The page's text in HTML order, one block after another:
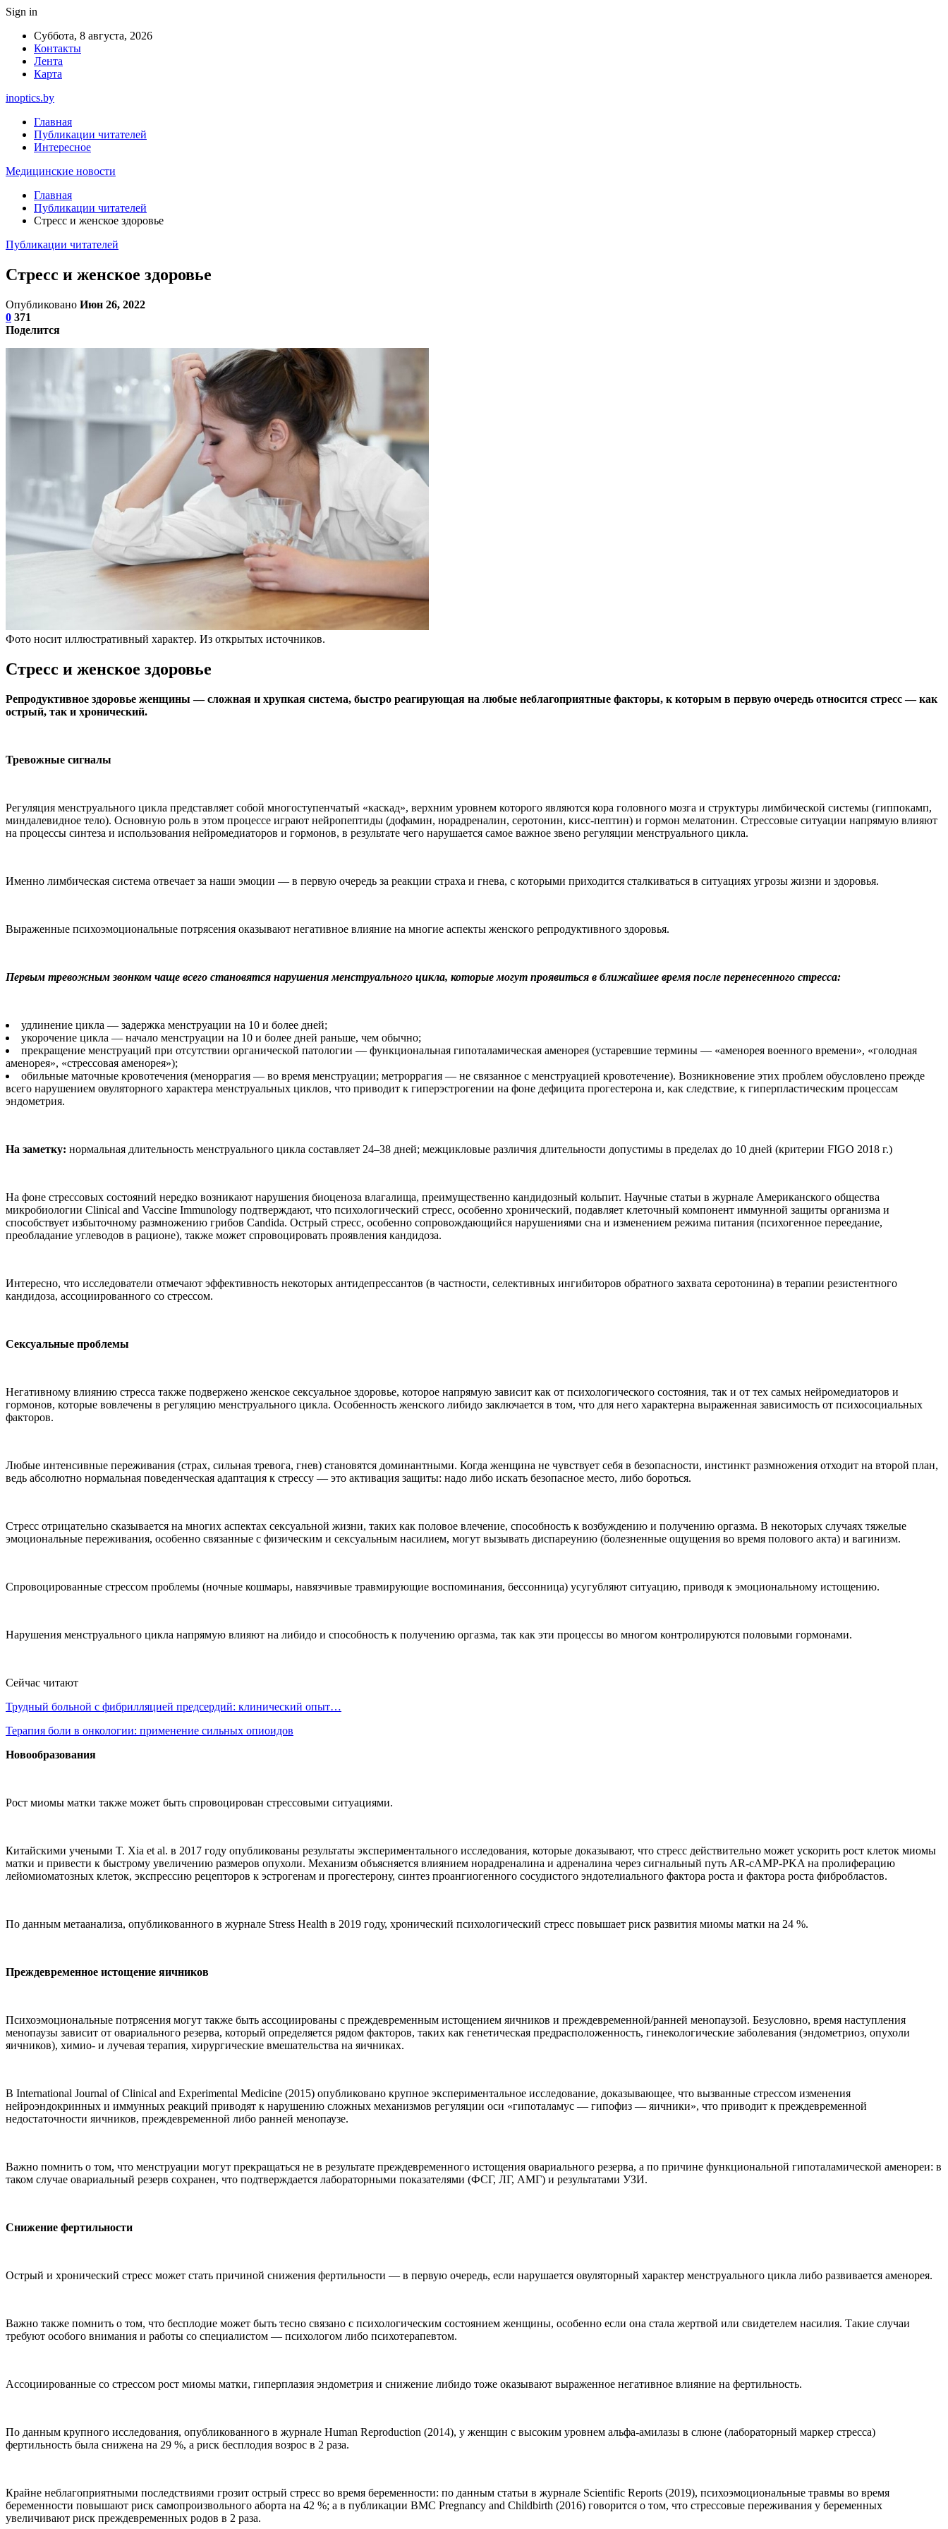
Sign in
Суббота, 8 августа, 2026
Контакты
Лента
Карта
inoptics.by
Главная
Публикации читателей
Интересное
Медицинские новости
Главная
Публикации читателей
Стресс и женское здоровье
Публикации читателей
Стресс и женское здоровье
Опубликовано Июн 26, 2022
0 371
Поделится
Фото носит иллюстративный характер. Из открытых источников.
Стресс и женское здоровье
Репродуктивное здоровье женщины — сложная и хрупкая система, быстро реагирующая на любые неблагоприятные факторы, к которым в первую очередь относится стресс — как
острый, так и хронический.
Тревожные сигналы
Регуляция менструального цикла представляет собой многоступенчатый «каскад», верхним уровнем которого являются кора головного мозга и структуры лимбической системы (гиппокамп,
миндалевидное тело). Основную роль в этом процессе играют нейропептиды (дофамин, норадреналин, серотонин, кисс-пептин) и гормон мелатонин. Стрессовые ситуации напрямую влияют
на процессы синтеза и использования нейромедиаторов и гормонов, в результате чего нарушается самое важное звено регуляции менструального цикла.
Именно лимбическая система отвечает за наши эмоции — в первую очередь за реакции страха и гнева, с которыми приходится сталкиваться в ситуациях угрозы жизни и здоровья.
Выраженные психоэмоциональные потрясения оказывают негативное влияние на многие аспекты женского репродуктивного здоровья.
Первым тревожным звонком чаще всего становятся нарушения менструального цикла, которые могут проявиться в ближайшее время после перенесенного стресса:
удлинение цикла — задержка менструации на 10 и более дней;
укорочение цикла — начало менструации на 10 и более дней раньше, чем обычно;
прекращение менструаций при отсутствии органической патологии — функциональная гипоталамическая аменорея (устаревшие термины — «аменорея военного времени», «голодная
аменорея», «стрессовая аменорея»);
обильные маточные кровотечения (меноррагия — во время менструации; метроррагия — не связанное с менструацией кровотечение). Возникновение этих проблем обусловлено прежде
всего нарушением овуляторного характера менструальных циклов, что приводит к гиперэстрогении на фоне дефицита прогестерона и, как следствие, к гиперпластическим процессам
эндометрия.
На заметку: нормальная длительность менструального цикла составляет 24–38 дней; межцикловые различия длительности допустимы в пределах до 10 дней (критерии FIGO 2018 г.)
На фоне стрессовых состояний нередко возникают нарушения биоценоза влагалища, преимущественно кандидозный кольпит. Научные статьи в журнале Американского общества
микробиологии Clinical and Vaccine Immunology подтверждают, что психологический стресс, особенно хронический, подавляет клеточный компонент иммунной защиты организма и
способствует избыточному размножению грибов Candida. Острый стресс, особенно сопровождающийся нарушениями сна и изменением режима питания (психогенное переедание,
преобладание углеводов в рационе), также может спровоцировать проявления кандидоза.
Интересно, что исследователи отмечают эффективность некоторых антидепрессантов (в частности, селективных ингибиторов обратного захвата серотонина) в терапии резистентного
кандидоза, ассоциированного со стрессом.
Сексуальные проблемы
Негативному влиянию стресса также подвержено женское сексуальное здоровье, которое напрямую зависит как от психологического состояния, так и от тех самых нейромедиаторов и
гормонов, которые вовлечены в регуляцию менструального цикла. Особенность женского либидо заключается в том, что для него характерна выраженная зависимость от психосоциальных
факторов.
Любые интенсивные переживания (страх, сильная тревога, гнев) становятся доминантными. Когда женщина не чувствует себя в безопасности, инстинкт размножения отходит на второй план,
ведь абсолютно нормальная поведенческая адаптация к стрессу — это активация защиты: надо либо искать безопасное место, либо бороться.
Стресс отрицательно сказывается на многих аспектах сексуальной жизни, таких как половое влечение, способность к возбуждению и получению оргазма. В некоторых случаях тяжелые
эмоциональные переживания, особенно связанные с физическим и сексуальным насилием, могут вызывать диспареунию (болезненные ощущения во время полового акта) и вагинизм.
Спровоцированные стрессом проблемы (ночные кошмары, навязчивые травмирующие воспоминания, бессонница) усугубляют ситуацию, приводя к эмоциональному истощению.
Нарушения менструального цикла напрямую влияют на либидо и способность к получению оргазма, так как эти процессы во многом контролируются половыми гормонами.
Сейчас читают
Трудный больной с фибрилляцией предсердий: клинический опыт…
Терапия боли в онкологии: применение сильных опиоидов
Новообразования
Рост миомы матки также может быть спровоцирован стрессовыми ситуациями.
Китайскими учеными T. Xia et al. в 2017 году опубликованы результаты экспериментального исследования, которые доказывают, что стресс действительно может ускорить рост клеток миомы
матки и привести к быстрому увеличению размеров опухоли. Механизм объясняется влиянием норадреналина и адреналина через сигнальный путь AR-cAMP-PKA на пролиферацию
лейомиоматозных клеток, экспрессию рецепторов к эстрогенам и прогестерону, синтез проангиогенного сосудистого эндотелиального фактора роста и фактора роста фибробластов.
По данным метаанализа, опубликованного в журнале Stress Health в 2019 году, хронический психологический стресс повышает риск развития миомы матки на 24 %.
Преждевременное истощение яичников
Психоэмоциональные потрясения могут также быть ассоциированы с преждевременным истощением яичников и преждевременной/ранней менопаузой. Безусловно, время наступления
менопаузы зависит от овариального резерва, который определяется рядом факторов, таких как генетическая предрасположенность, гинекологические заболевания (эндометриоз, опухоли
яичников), химио- и лучевая терапия, хирургические вмешательства на яичниках.
В International Journal of Clinical and Experimental Medicine (2015) опубликовано крупное экспериментальное исследование, доказывающее, что вызванные стрессом изменения
нейроэндокринных и иммунных реакций приводят к нарушению сложных механизмов регуляции оси «гипоталамус — гипофиз — яичники», что приводит к преждевременной
недостаточности яичников, преждевременной либо ранней менопаузе.
Важно помнить о том, что менструации могут прекращаться не в результате преждевременного истощения овариального резерва, а по причине функциональной гипоталамической аменореи: в
таком случае овариальный резерв сохранен, что подтверждается лабораторными показателями (ФСГ, ЛГ, АМГ) и результатами УЗИ.
Снижение фертильности
Острый и хронический стресс может стать причиной снижения фертильности — в первую очередь, если нарушается овуляторный характер менструального цикла либо развивается аменорея.
Важно также помнить о том, что бесплодие может быть тесно связано с психологическим состоянием женщины, особенно если она стала жертвой или свидетелем насилия. Такие случаи
требуют особого внимания и работы со специалистом — психологом либо психотерапевтом.
Ассоциированные со стрессом рост миомы матки, гиперплазия эндометрия и снижение либидо тоже оказывают выраженное негативное влияние на фертильность.
По данным крупного исследования, опубликованного в журнале Human Reproduction (2014), у женщин с высоким уровнем альфа-амилазы в слюне (лабораторный маркер стресса)
фертильность была снижена на 29 %, а риск бесплодия возрос в 2 раза.
Крайне неблагоприятными последствиями грозит острый стресс во время беременности: по данным статьи в журнале Scientific Reports (2019), психоэмоциональные травмы во время
беременности повышают риск самопроизвольного аборта на 42 %; а в публикации BMC Pregnancy and Childbirth (2016) говорится о том, что стрессовые переживания у беременных
увеличивают риск преждевременных родов в 2 раза.